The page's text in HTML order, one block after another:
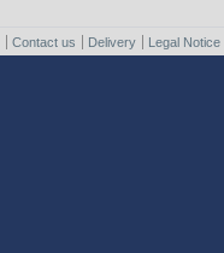
Contact us Delivery Legal Notice